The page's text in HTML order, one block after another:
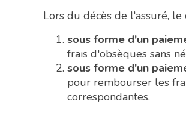
Lors du décès de l'assuré,
sous forme d'un
frais d'obsèques sans
sous forme d'un
pour rembourser les
correspondantes.